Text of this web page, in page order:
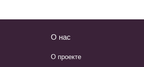
О нас
О проекте